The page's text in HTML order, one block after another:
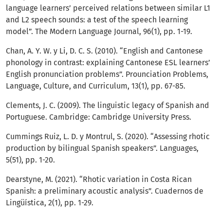
language learners’ perceived relations between similar L1
and L2 speech sounds: a test of the speech learning
model”. The Modern Language Journal, 96(1), pp. 1-19.
Chan, A. Y. W. y Li, D. C. S. (2010). “English and Cantonese
phonology in contrast: explaining Cantonese ESL learners’
English pronunciation problems”. Prounciation Problems,
Language, Culture, and Curriculum, 13(1), pp. 67-85.
Clements, J. C. (2009). The linguistic legacy of Spanish and
Portuguese. Cambridge: Cambridge University Press.
Cummings Ruiz, L. D. y Montrul, S. (2020). “Assessing rhotic
production by bilingual Spanish speakers”. Languages,
5(51), pp. 1-20.
Dearstyne, M. (2021). “Rhotic variation in Costa Rican
Spanish: a preliminary acoustic analysis”. Cuadernos de
Lingüística, 2(1), pp. 1-29.